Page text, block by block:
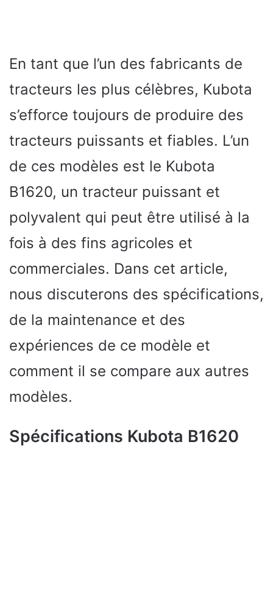
En tant que l’un des fabricants de
tracteurs les plus célèbres, Kubota
s’efforce toujours de produire des
tracteurs puissants et fiables. L’un
de ces modèles est le Kubota
B1620, un tracteur puissant et
polyvalent qui peut être utilisé à la
fois à des fins agricoles et
commerciales. Dans cet article,
nous discuterons des spécifications,
de la maintenance et des
expériences de ce modèle et
comment il se compare aux autres
modèles.
Spécifications Kubota B1620